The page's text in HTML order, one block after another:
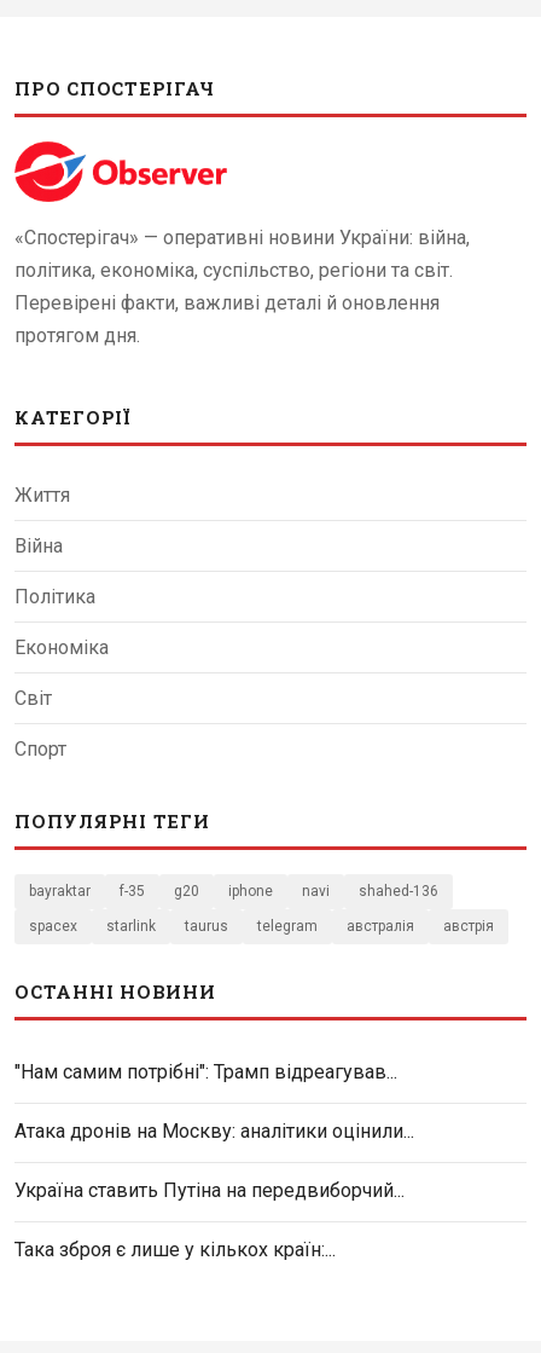
ПРО СПОСТЕРІГАЧ
«Спостерігач» — оперативні новини України: війна,
політика, економіка, суспільство, регіони та світ.
Перевірені факти, важливі деталі й оновлення
протягом дня.
КАТЕГОРІЇ
Життя
Війна
Політика
Економіка
Світ
Спорт
ПОПУЛЯРНІ ТЕГИ
bayraktar f-35 g20 iphone navi shahed-136
spacex starlink taurus telegram австралія австрія
ОСТАННІ НОВИНИ
"Нам самим потрібні": Трамп відреагував...
Атака дронів на Москву: аналітики оцінили...
Україна ставить Путіна на передвиборчий...
Така зброя є лише у кількох країн:...